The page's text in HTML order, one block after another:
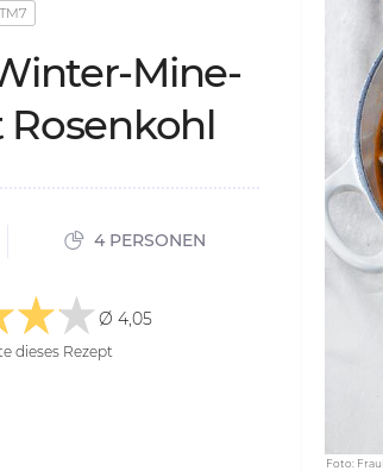
Foto:
TM7
Mi­ne­
4 PERSONEN
Ø 4,05
dieses Rezept